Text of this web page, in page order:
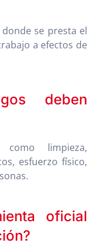
se presta el
a efectos de
deben
limpieza,
esfuerzo físico,
oficial